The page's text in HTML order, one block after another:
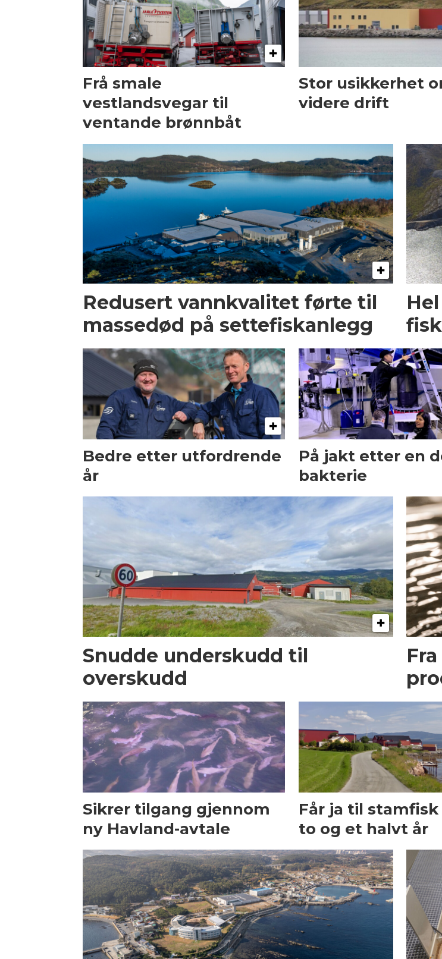
Frå smale
vestlandsvegar til
ventande brønnbåt
Stor usikkerhet
videre drift
Redusert vannkvalitet førte til
massedød på settefiskanlegg
Bedre etter utfordrende
år
På jakt etter en
bakterie
Snudde underskudd til
overskudd
Sikrer tilgang gjennom
ny Havland-avtale
Får ja til
to og et halvt år